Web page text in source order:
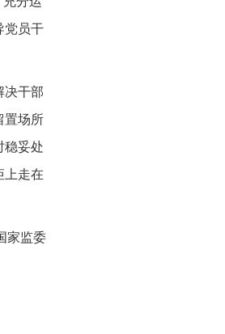
党员干
决干部
置场所
稳妥处
上走在
家监委